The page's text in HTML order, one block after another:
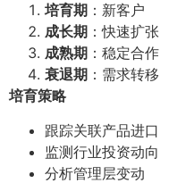
培育期 ：新客户
成长期 ：快速扩张
成熟期 ：稳定合作
衰退期 ：需求转移
培育策略
跟踪关联产品进口
监测行业投资动向
分析管理层变动